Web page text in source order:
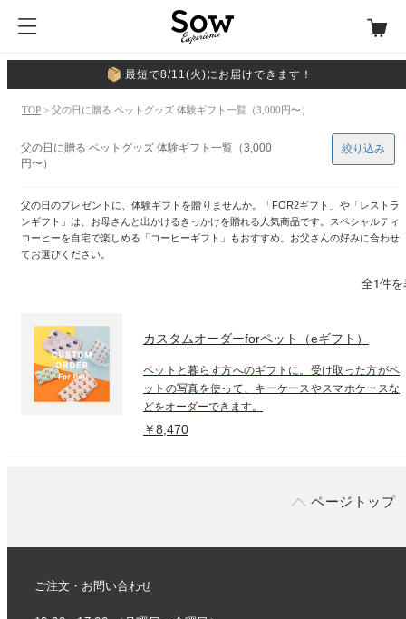
最短で8/11(火)にお届けできます！
TOP > 父の日に贈る ペットグッズ 体験ギフト一覧（3,000円〜）
父の日に贈る ペットグッズ 体験ギフト一覧（3,000
円〜）
父の日のプレゼントに、体験ギフトを贈りませんか。「FOR2ギフト」や「レストラ
ンギフト」は、お母さんと出かけるきっかけを贈れる人気商品です。スペシャルティ
コーヒーを自宅で楽しめる「コーヒーギフト」もおすすめ。お父さんの好みに合わせ
てお選びください。
絞り込み
全1件
カスタムオーダーforペット（eギフト）
ペットと暮らす方へのギフトに。受け取った方がペ
ットの写真を使って、キーケースやスマホケースな
どをオーダーできます。
￥8,470
ページトップ
ご注文・お問い合わせ